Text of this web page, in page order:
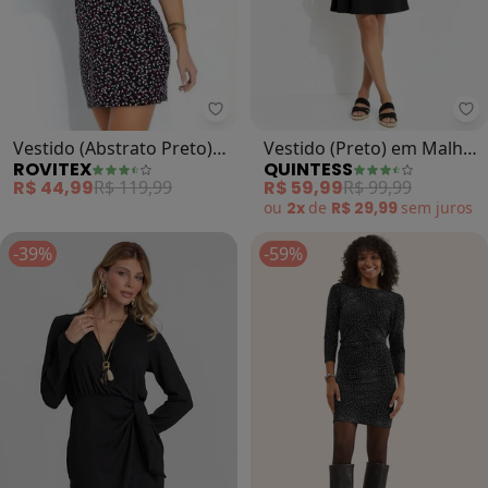
Rovitex - Vestido (Abstrato
Vestido (Abstrato Preto)
Ombro a Ombro Rovitex
ROVITEX
R$ 44,99R$ 119,99
Vestido (Preto) em Malha
Anarruga
QUINTESS
R$ 59,99R$ 99,99
ou 2x de R$ 29,99 sem juros
-39% -59%